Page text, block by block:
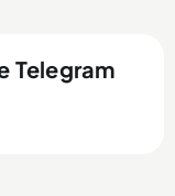
Telegram